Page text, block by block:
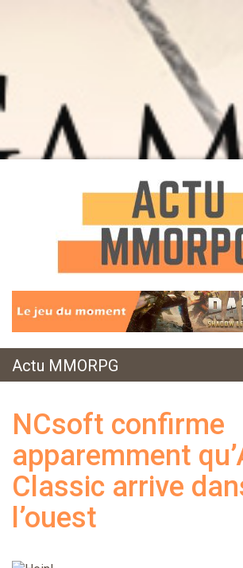
Actu MMORPG
NCsoft confirme
apparemment
Classic arrive
l’ouest